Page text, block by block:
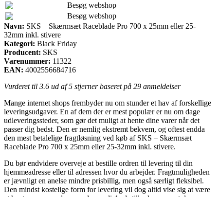
Besøg webshop
Besøg webshop
Navn: SKS – Skærmsæt Raceblade Pro 700 x 25mm eller 25-
32mm inkl. stivere
Kategori: Black Friday
Producent: SKS
Varenummer: 11322
EAN: 4002556684716
Vurderet til 3.6 ud af 5 stjerner baseret på 29 anmeldelser
Mange internet shops frembyder nu om stunder et hav af forskellige
leveringsudgaver. En af dem der er mest populær er nu om dage
udleveringssteder, som gør det muligt at hente dine varer når det
passer dig bedst. Den er nemlig ekstremt bekvem, og oftest endda
den mest betalelige fragtløsning ved køb af SKS – Skærmsæt
Raceblade Pro 700 x 25mm eller 25-32mm inkl. stivere.
Du bør endvidere overveje at bestille ordren til levering til din
hjemmeadresse eller til adressen hvor du arbejder. Fragtmuligheden
er jævnligt en anelse mindre prisbillig, men også særligt fleksibel.
Den mindst kostelige form for levering vil dog altid vise sig at være